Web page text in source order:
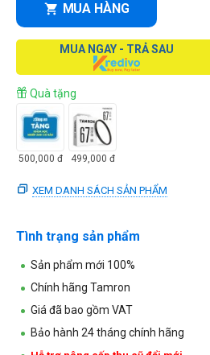
MUA HÀNG
MUA NGAY - TRẢ SAU
Quà tặng
500,000 đ 499,000 đ
XEM DANH SÁCH SẢN PHẨM
Tình trạng sản phẩm
Sản phẩm mới 100%
Chính hãng Tamron
Giá đã bao gồm VAT
Bảo hành 24 tháng chính hãng